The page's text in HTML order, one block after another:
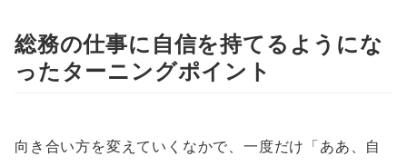
総務の仕事に自信を持てるようにな
ったターニングポイント
向き合い方を変えていくなかで、一度だけ「ああ、自